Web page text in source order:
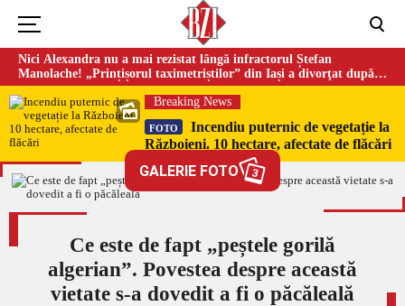
Nici Alexandra nu a mai rezistat lângă infractorul Ștefan
Manolache! „Prințișorul taximetriștilor” din Iași a divorţat după
doi ani de căsnicie
Breaking News
FOTO
Incendiu puternic de vegetație la
Războieni. 10 hectare, afectate de flăcări
GALERIE FOTO 3
Ce este de fapt „peștele gorilă
algerian”. Povestea despre această
vietate s-a dovedit a fi o păcăleală